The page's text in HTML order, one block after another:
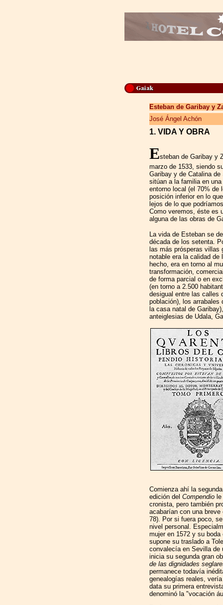
Esteban de Garibay y
José Ángel Achón
1. VIDA Y OBRA
Esteban de Garibay y
marzo de 1533, siendo
Garibay y de Catalina
sitúan a la familia en
entorno local (el 70% de
posición inferior en lo
lejos de lo que
Como veremos, éste es
alguna de las obras de
La vida de Esteban se
década de los setenta.
las más prósperas
notable era la calidad de
hecho, era en torno al
transformación,
de forma parcial o en
(en torno a 2.500
desigual entre las calles
población), los arrabales
la casa natal de
anteiglesias de Udala,
Comienza ahí la
edición del Compendio
cronista, pero también
acabarían con una
78). Por si fuera poco,
nivel personal.
mujer en 1572 y su
supone su traslado a
convalecía en Sevilla de
inicia su segunda gran
de las dignidades
permanece todavía
genealogías reales,
data su primera
denominó la "vocación